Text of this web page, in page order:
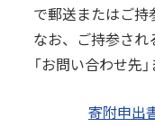
で郵送またはご持
なお、ご持参さ
「お問い合わせ先
寄附申出